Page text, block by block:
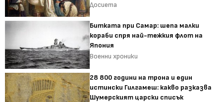
Досиета
Битката при Самар: шепа малки
кораби спря най-тежкия флот на
Япония
Военни хроники
28 800 години на трона и един
истински Гилгамеш: какво разказва
Шумерският царски списък